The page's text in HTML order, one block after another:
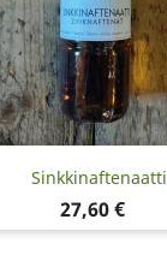
Sinkkinaftenaatti
Hinta
27,60 €